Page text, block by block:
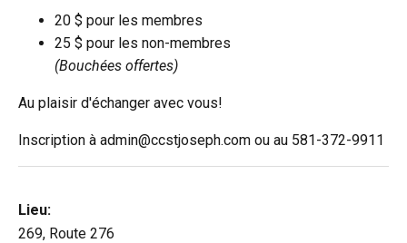
20 $ pour les membres
25 $ pour les non-membres
(Bouchées offertes)
Au plaisir d'échanger avec vous!
Inscription à admin@ccstjoseph.com ou au 581-372-9911
Lieu:
269, Route 276